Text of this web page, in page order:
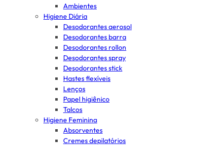
Ambientes
Higiene Diária
Desodorantes aerosol
Desodorantes barra
Desodorantes rollon
Desodorantes spray
Desodorantes stick
Hastes flexíveis
Lenços
Papel higiênico
Talcos
Higiene Feminina
Absorventes
Cremes depilatórios